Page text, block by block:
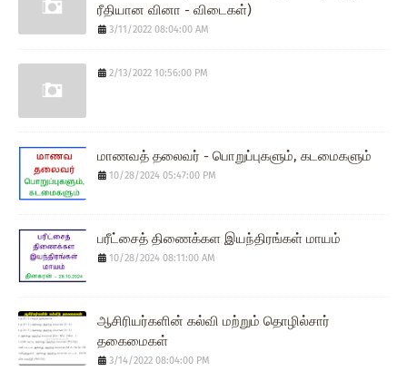
ரீதியான வினா - விடைகள்)
3/11/2022 08:04:00 AM
2/13/2022 10:56:00 PM
மாணவத் தலைவர் - பொறுப்புகளும், கடமைகளும்
10/28/2024 05:47:00 PM
பரீட்சைத் திணைக்கள இயந்திரங்கள் மாயம்
10/28/2024 08:11:00 AM
ஆசிரியர்களின் கல்வி மற்றும் தொழில்சார்
தகைமைகள்
3/14/2022 08:04:00 PM